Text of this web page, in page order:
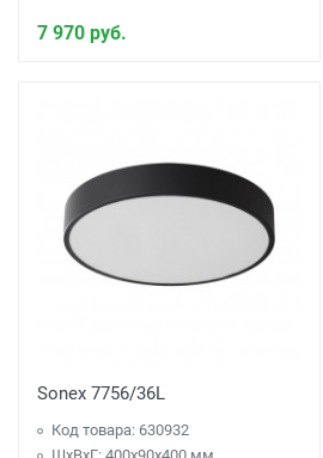
7 970 руб.
Sonex 7756/36L
Код товара: 630932